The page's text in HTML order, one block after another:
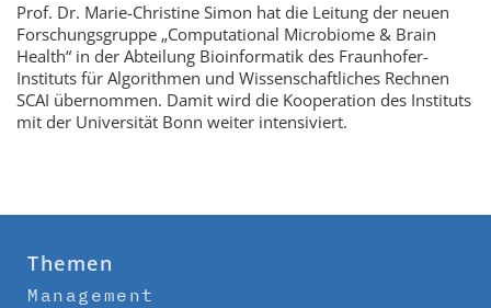
Prof. Dr. Marie-Christine Simon hat die Leitung der neuen
Forschungsgruppe „Computational Microbiome & Brain
Health“ in der Abteilung Bioinformatik des Fraunhofer-
Instituts für Algorithmen und Wissenschaftliches Rechnen
SCAI übernommen. Damit wird die Kooperation des Instituts
mit der Universität Bonn weiter intensiviert.
Themen
Management